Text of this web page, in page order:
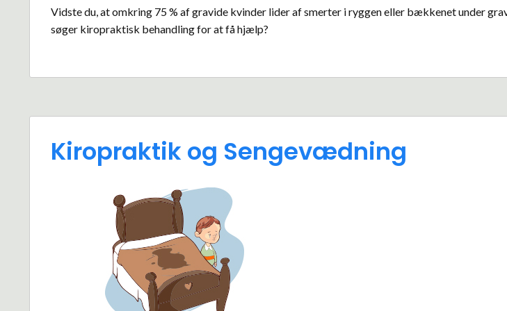
Vidste du, at omkring 75 % af gravide kvinder lider af smerter i ryggen eller bækkenet under
søger kiropraktisk behandling for at få hjælp?
Kiropraktik og Sengevædning